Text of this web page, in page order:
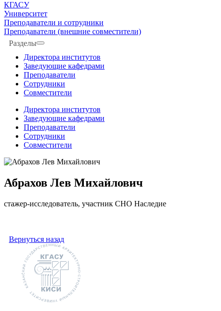
КГАСУ
Университет
Преподаватели и сотрудники
Преподаватели (внешние совместители)
Разделы
Директора институтов
Заведующие кафедрами
Преподаватели
Сотрудники
Совместители
Директора институтов
Заведующие кафедрами
Преподаватели
Сотрудники
Совместители
Абрахов Лев Михайлович
стажер-исследователь, участник СНО Наследие
Вернуться назад